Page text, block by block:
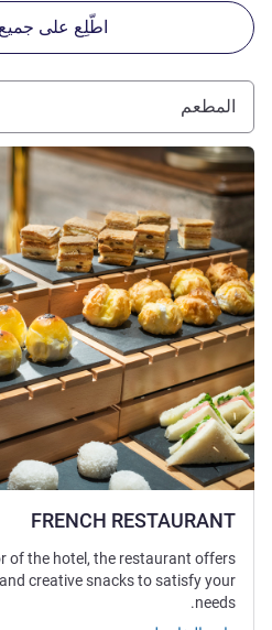
اطّلِع على جميع
المطعم
FRENCH RESTAURANT
راجع التفاصيل
of the hotel, the restaurant offers
creative snacks to satisfy your
needs.